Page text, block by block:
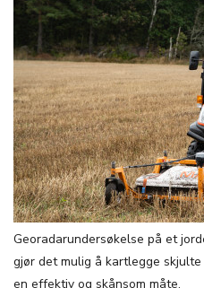
Georadarundersøkelse på et
gjør det mulig å kartlegge
en effektiv og skånsom måte.